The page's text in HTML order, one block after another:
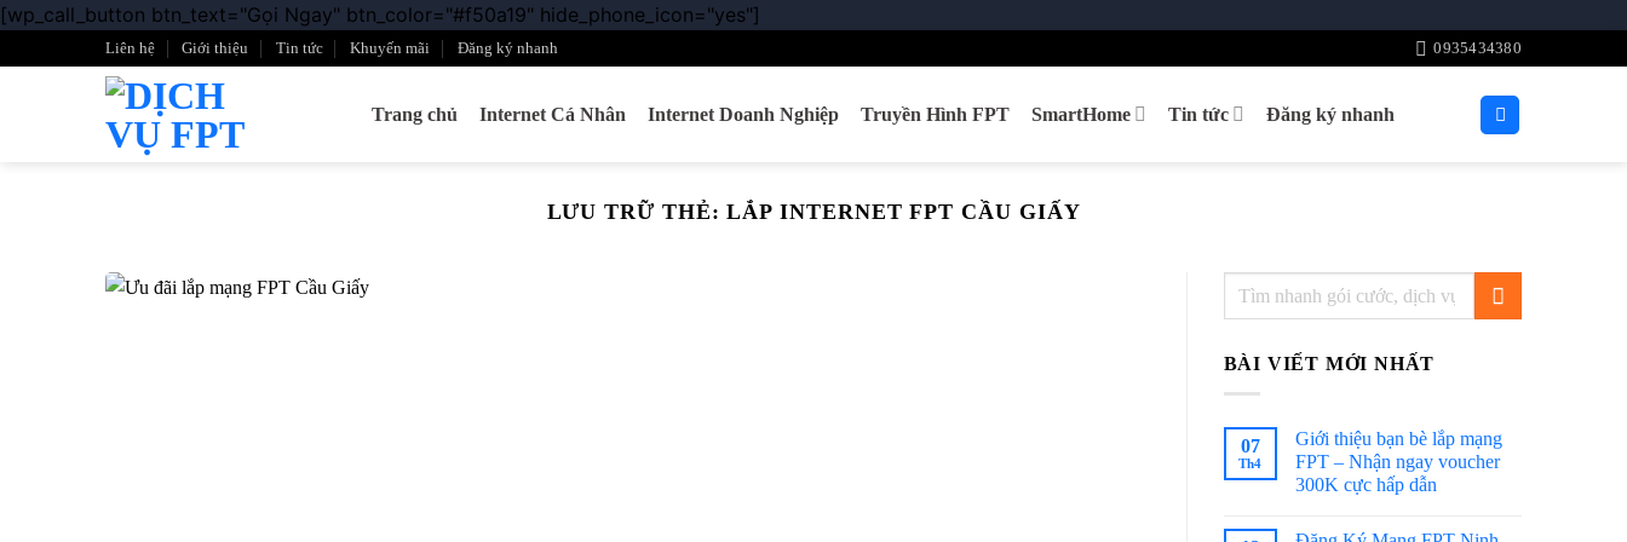
[wp_call_button btn_text="Gọi Ngay" btn_color="#f50a19" hide_phone_icon="yes"]
dung
Liên hệ Giới thiệu Tin tức Khuyến mãi Đăng ký nhanh 0935434380
Trang chủ Internet Cá Nhân Internet Doanh Nghiệp Truyền Hình FPT SmartHome Tin tức Đăng ký nhanh
LƯU TRỮ THẺ:LẮP INTERNET FPT CẦU GIẤY
BÀI VIẾT MỚI NHẤT
07
Th4
Giới thiệu bạn bè lắp mạng
FPT – Nhận ngay voucher
300K cực hấp dẫn